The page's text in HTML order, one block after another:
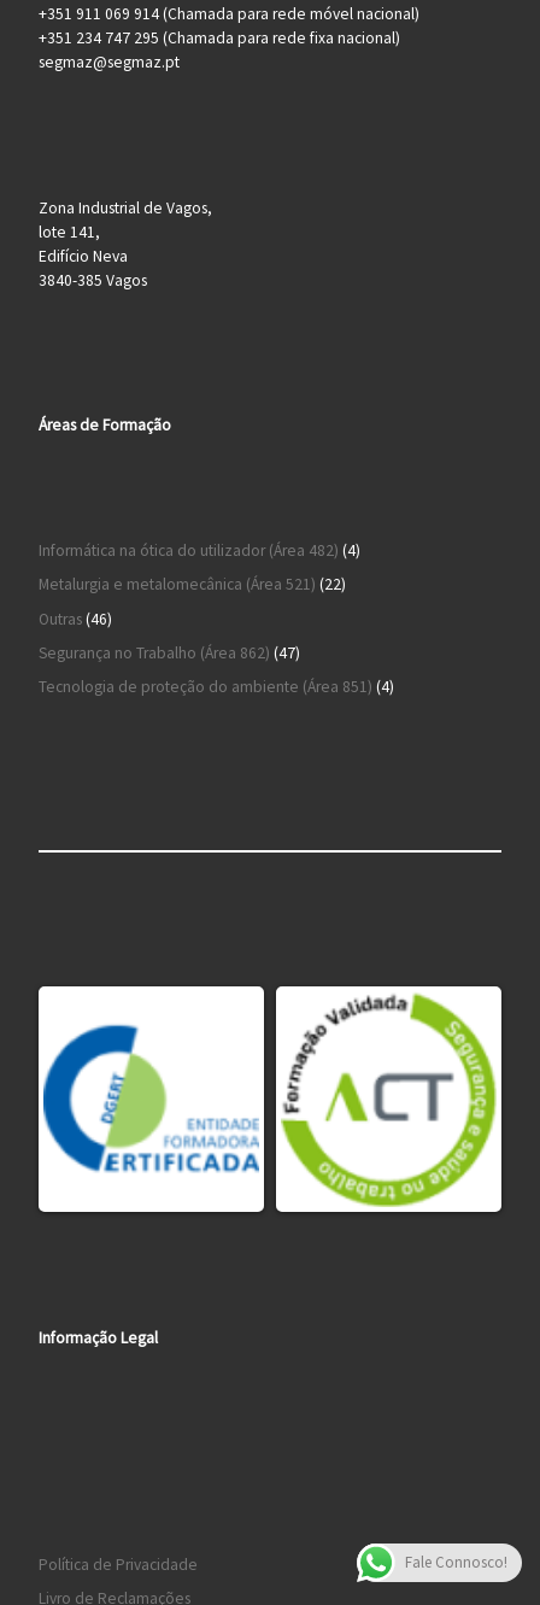
+351 911 069 914 (Chamada para rede móvel nacional)
+351 234 747 295 (Chamada para rede fixa nacional)
segmaz@segmaz.pt
Zona Industrial de Vagos,
lote 141,
Edifício Neva
3840-385 Vagos
Áreas de Formação
Informática na ótica do utilizador (Área 482) 44 produtos
Metalurgia e metalomecânica (Área 521) 2222 produtos
Outras 4646 produtos
Segurança no Trabalho (Área 862) 4747 produtos
Tecnologia de proteção do ambiente (Área 851) 44 produtos
Informação Legal
Política de Privacidade
Livro de Reclamações
Fale Connosco!